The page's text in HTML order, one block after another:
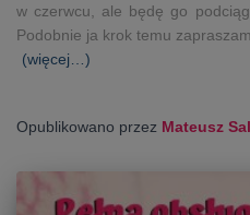
w czerwcu, ale będę go
Podobnie ja krok temu
(więcej…)
Opublikowano przez Mateusz